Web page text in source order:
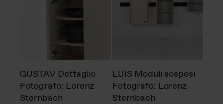
GUSTAV Dettaglio
Fotografo: Lorenz
Sternbach
LUIS Moduli sospesi
Fotografo: Lorenz
Sternbach